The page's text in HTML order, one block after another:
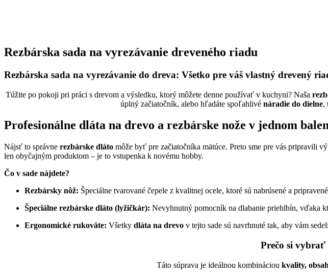
Rezbárska sada na vyrezávanie dreveného riadu
Rezbárska sada na vyrezávanie do dreva: Všetko pre váš vlastný drevený
Túžite po pokoji pri práci s drevom a výsledku, ktorý môžete denne používať v kuchyni? Naša
úplný začiatočník, alebo hľadáte spoľahlivé náradie do dielne,
Profesionálne dláta na drevo a rezbárske nože v jednom
Nájsť to správne rezbárske dláto môže byť pre začiatočníka mätúce. Preto sme pre vás pripravili
len obyčajným produktom – je to vstupenka k novému hobby.
Čo v sade nájdete?
Rezbársky nôž: Špeciálne tvarované čepele z kvalitnej ocele, ktoré sú nabrúsené a
Špeciálne rezbárske dláto (lyžičkár): Nevyhnutný pomocník na dlabanie priehlbín, vďaka
Ergonomické rukoväte: Všetky dláta na drevo v tejto sade sú navrhnuté tak, aby vám
Prečo si vybrať
Táto súprava je ideálnou kombináciou kvality,